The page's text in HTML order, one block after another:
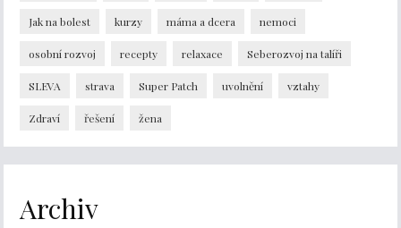
Jak na bolest kurzy máma a dcera nemoci
osobní rozvoj recepty relaxace Seberozvoj na talíři
SLEVA strava Super Patch uvolnění vztahy
Zdraví řešení žena
Archiv